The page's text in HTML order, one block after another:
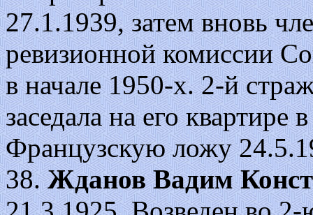
27.1.1939, затем вновь
ревизионной комиссии
в начале 1950-х. 2-й
заседала на его
Французскую ложу
38.Жданов Вадим